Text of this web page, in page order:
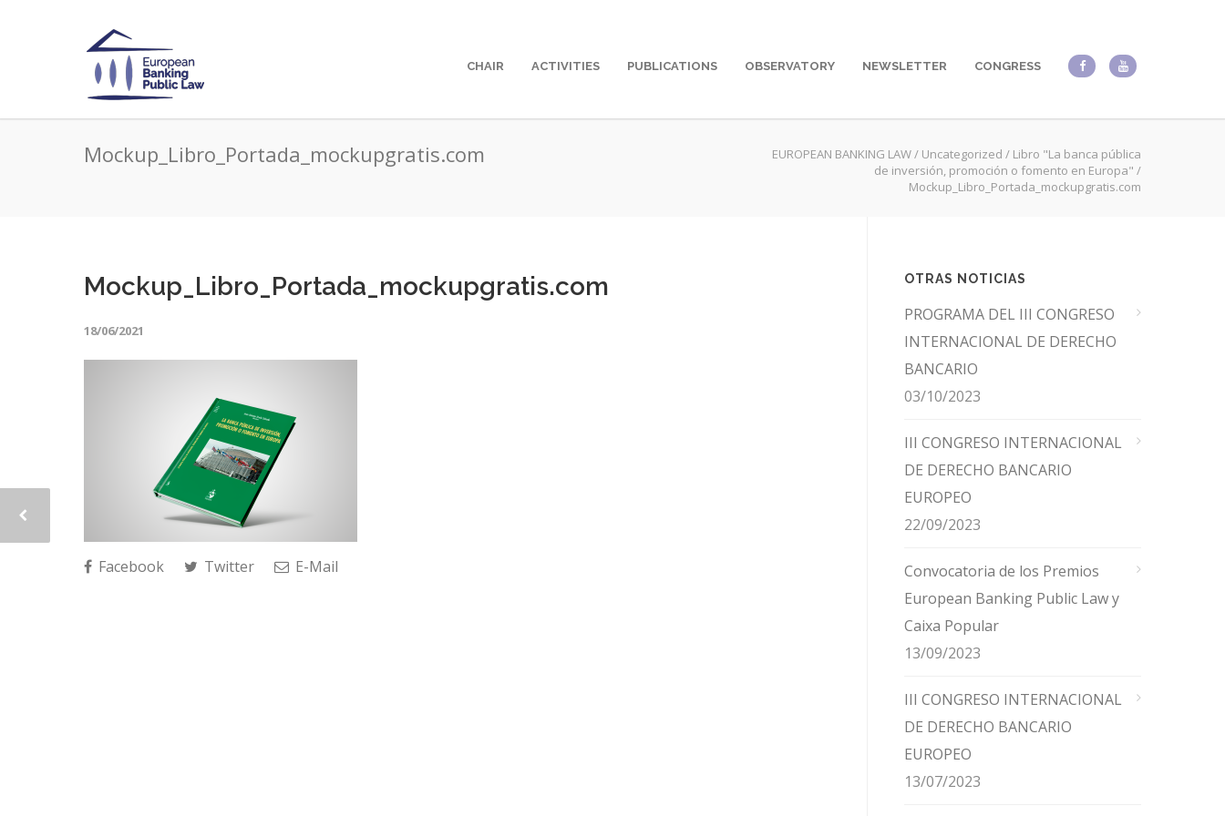
CHAIR ACTIVITIES PUBLICATIONS OBSERVATORY NEWSLETTER CONGRESS
Mockup_Libro_Portada_mockupgratis.com EUROPEAN BANKING LAW/ Uncategorized / Libro "La banca pública
de inversión, promoción o fomento en Europa" /
Mockup_Libro_Portada_mockupgratis.com
Mockup_Libro_Portada_mockupgratis.com
18/06/2021
Facebook Twitter E-Mail
OTRAS NOTICIAS
PROGRAMA DEL III CONGRESO
INTERNACIONAL DE DERECHO
BANCARIO
03/10/2023
III CONGRESO INTERNACIONAL
DE DERECHO BANCARIO
EUROPEO
22/09/2023
Convocatoria de los Premios
European Banking Public Law y
Caixa Popular
13/09/2023
III CONGRESO INTERNACIONAL
DE DERECHO BANCARIO
EUROPEO
13/07/2023